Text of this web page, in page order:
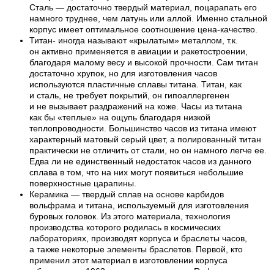
Сталь — достаточно твердый материал, поцарапать его
намного труднее, чем латунь или аллой. Именно стальной
корпус имеет оптимальное соотношение цена-качество.
Титан- иногда называют «крылатым» металлом, т.к.
он активно применяется в авиации и ракетостроении,
благодаря малому весу и высокой прочности. Сам титан
достаточно хрупок, но для изготовления часов
используются пластичные сплавы титана. Титан, как
и сталь, не требует покрытий, он гипоаллергенен
и не вызывает раздражений на коже. Часы из титана
как бы «теплые» на ощупь благодаря низкой
теплопроводности. Большинство часов из титана имеют
характерный матовый серый цвет, а полированный титан
практически не отличить от стали, но он намного легче ее.
Едва ли не единственный недостаток часов из данного
сплава в том, что на них могут появиться небольшие
поверхностные царапины.
Керамика — твердый сплав на основе карбидов
вольфрама и титана, используемый для изготовления
буровых головок. Из этого материала, технология
производства которого родилась в космических
лабораториях, производят корпуса и браслеты часов,
а также некоторые элементы браслетов. Первой, кто
применил этот материал в изготовлении корпуса